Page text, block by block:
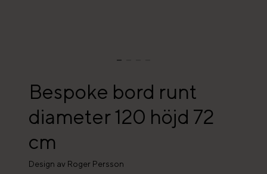
Bespoke bord runt
diameter 120 höjd 72
cm
Design av Roger Persson